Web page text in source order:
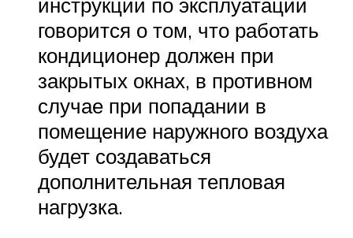
говорится о том, что работать
кондиционер должен при
закрытых окнах, в противном
случае при попадании в
помещение наружного воздуха
будет создаваться
дополнительная тепловая
нагрузка.